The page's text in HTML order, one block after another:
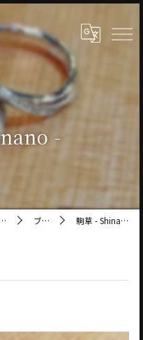
-
長野県松本市の指輪ならジュエリーサロン鶴 ブログ 駒草 - Shinano -